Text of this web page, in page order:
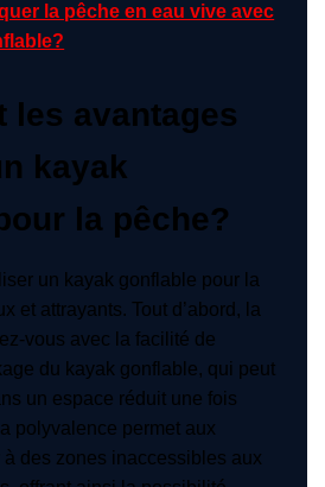
la pêche en eau vive avec
les avantages
kayak
la pêche?
un kayak gonflable pour la
et attrayants. Tout d’abord, la
vous avec la facilité de
du kayak gonflable, qui peut
un espace réduit une fois
polyvalence permet aux
à des zones inaccessibles aux